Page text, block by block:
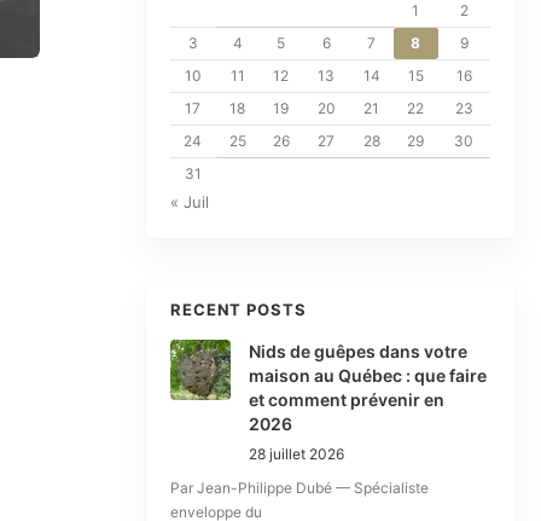
1
2
3
4 5 6 7 8
9
10
11 12 13 14 15
16
17
18 19 20 21 22
23
24
25 26 27 28 29
30
31
« Juil
RECENT POSTS
Nids de guêpes dans votre
maison au Québec : que faire
et comment prévenir en
2026
28 juillet 2026
Par Jean-Philippe Dubé — Spécialiste
enveloppe du